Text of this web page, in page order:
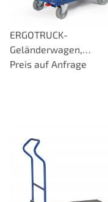
ERGOTRUCK-
Geländerwagen,
Schiebebügel klappbar,
Preis auf Anfrage